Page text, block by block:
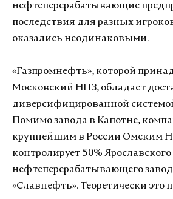
нефтеперерабатывающие
последствия для разных
оказались неодинаковыми.
«Газпромнефть», которой
Московский НПЗ, обладает
диверсифицированной
Помимо завода в Капотне,
крупнейшим в России Омским
контролирует 50% Ярославского
нефтеперерабатывающего
«Славнефть». Теоретически это